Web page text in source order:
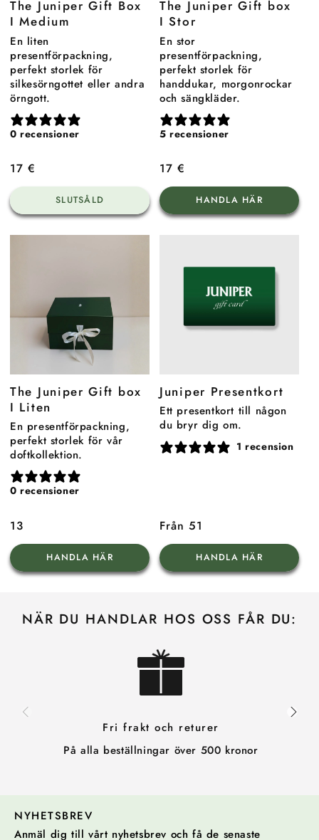
The Juniper Gift Box
I Medium
En liten
presentförpackning,
perfekt storlek för
silkesörngottet eller andra
örngott.
0 recensioner
Ordinarie
pris
17 €
SLUTSÅLD
The Juniper Gift box
I Stor
En stor
presentförpackning,
perfekt storlek för
handdukar, morgonrockar
och sängkläder.
5 recensioner
Ordinarie
pris
17 €
HANDLA HÄR
The Juniper Gift box
I Liten
En presentförpackning,
perfekt storlek för vår
doftkollektion.
0 recensioner
Ordinarie
pris
13
HANDLA HÄR
Juniper Presentkort
Ett presentkort till någon
du bryr dig om.
1 recension
Ordinarie
pris
Från 51
HANDLA HÄR
NÄR DU HANDLAR HOS OSS FÅR DU:
Fri frakt och returer
På alla beställningar över 500 kronor
NYHETSBREV
Anmäl dig till vårt nyhetsbrev och få de senaste